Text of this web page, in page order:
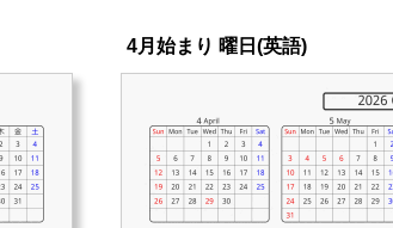
4月始まり 曜日(英語)